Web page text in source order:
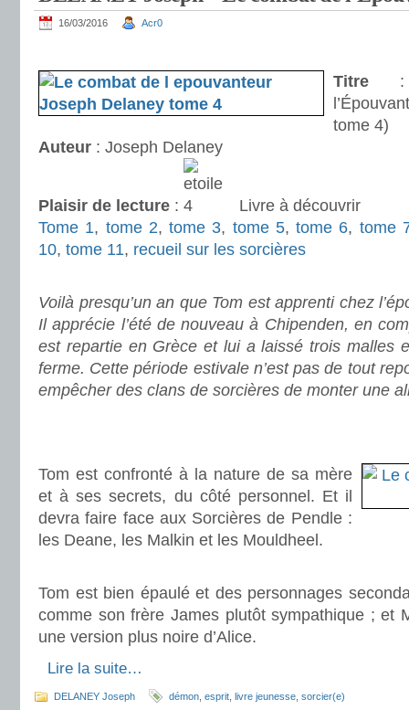
16/03/2016 Acr0
Titre :
tome 4)
Auteur : Joseph Delaney
Plaisir de lecture :
Livre à découvrir
Tome 1, tome 2, tome 3, tome 5, tome 6, tome
10, tome 11, recueil sur les sorcières
Voilà presqu’un an que Tom est apprenti chez
Il apprécie l’été de nouveau à Chipenden, en
est repartie en Grèce et lui a laissé trois malles
ferme. Cette période estivale n’est pas de tout
empêcher des clans de sorcières de monter une
Tom est confronté à la nature de sa mère
et à ses secrets, du côté personnel. Et il
devra faire face aux Sorcières de Pendle :
les Deane, les Malkin et les Mouldheel.
Tom est bien épaulé et des personnages
comme son frère James plutôt sympathique ; et
une version plus noire d’Alice.
Lire la suite…
DELANEY Joseph démon esprit livre jeunesse sorcier(e)